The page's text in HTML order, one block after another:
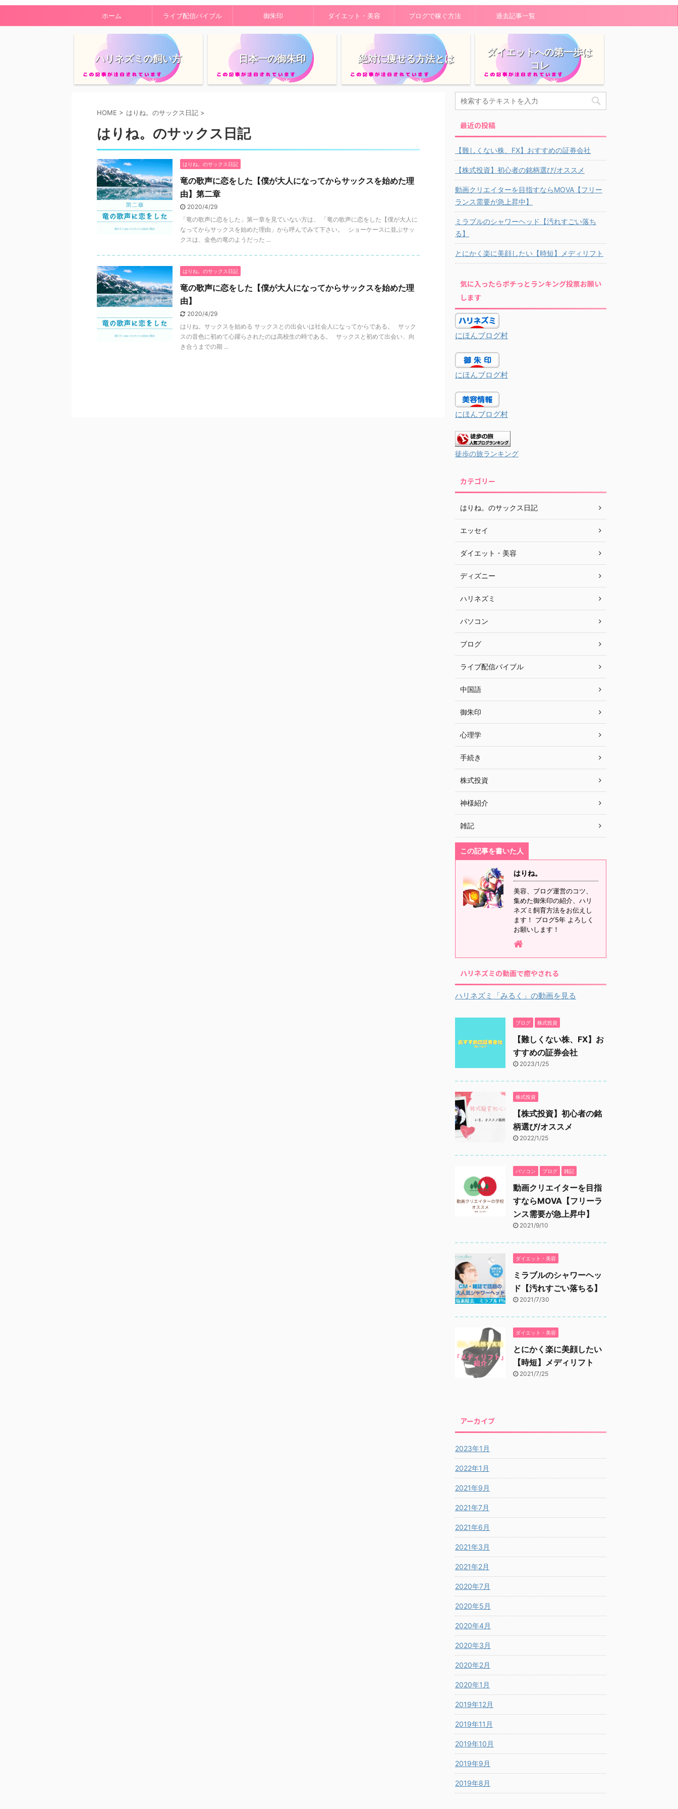
ホーム ライブ配信バイブル 御朱印 ダイエット・美容 ブログで稼ぐ方法 過去記事一覧
ハリネズミの飼い方 日本一の御朱印 絶対に痩せる方法とは
ダイエットへの第一歩は
コレ
HOME > はりね。のサックス日記 >
はりね。のサックス日記
はりね。のサックス日記
竜の歌声に恋をした【僕が大人になってからサックスを始めた理
由】第二章
2020/4/29
「竜の歌声に恋をした」第一章を見ていない方は、 「竜の歌声に恋をした【僕が大人に
なってからサックスを始めた理由」から呼んでみて下さい。 ショーケースに並ぶサッ
クスは、金色の竜のようだった ...
はりね。のサックス日記
竜の歌声に恋をした【僕が大人になってからサックスを始めた理
由】
2020/4/29
はりね。サックスを始める サックスとの出会いは社会人になってからである。 サック
スの音色に初めて心躍らされたのは高校生の時である。 サックスと初めて出会い、向
き合うまでの期 ...
最近の投稿
【難しくない株、FX】おすすめの証券会社
【株式投資】初心者の銘柄選び/オススメ
動画クリエイターを目指すならMOVA【フリー
ランス需要が急上昇中】
ミラブルのシャワーヘッド【汚れすごい落ち
る】
とにかく楽に美顔したい【時短】メディリフト
気に入ったらポチっとランキング投票お願い
します
にほんブログ村
にほんブログ村
にほんブログ村
徒歩の旅ランキング
カテゴリー
はりね。のサックス日記
エッセイ
ダイエット・美容
ディズニー
ハリネズミ
パソコン
ブログ
ライブ配信バイブル
中国語
御朱印
心理学
手続き
株式投資
神様紹介
雑記
この記事を書いた人
はりね。
美容、ブログ運営のコツ、
集めた御朱印の紹介、ハリ
ネズミ飼育方法をお伝えし
ます！ ブログ5年 よろしく
お願いします！
ハリネズミの動画で癒やされる
ハリネズミ「みるく」の動画を見る
ブログ 株式投資
【難しくない株、FX】お
すすめの証券会社
2023/1/25
株式投資
【株式投資】初心者の銘
柄選び/オススメ
2022/1/25
パソコン ブログ 雑記
動画クリエイターを目指
すならMOVA【フリーラ
ンス需要が急上昇中】
2021/9/10
ダイエット・美容
ミラブルのシャワーヘッ
ド【汚れすごい落ちる】
2021/7/30
ダイエット・美容
とにかく楽に美顔したい
【時短】メディリフト
2021/7/25
アーカイブ
2023年1月
2022年1月
2021年9月
2021年7月
2021年6月
2021年3月
2021年2月
2020年7月
2020年5月
2020年4月
2020年3月
2020年2月
2020年1月
2019年12月
2019年11月
2019年10月
2019年9月
2019年8月